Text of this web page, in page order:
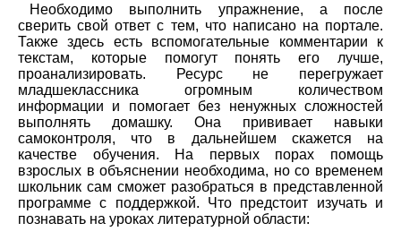
Необходимо выполнить упражнение, а после
сверить свой ответ с тем, что написано на портале.
Также здесь есть вспомогательные комментарии к
текстам, которые помогут понять его лучше,
проанализировать. Ресурс не перегружает
младшеклассника огромным количеством
информации и помогает без ненужных сложностей
выполнять домашку. Она прививает навыки
самоконтроля, что в дальнейшем скажется на
качестве обучения. На первых порах помощь
взрослых в объяснении необходима, но со временем
школьник сам сможет разобраться в представленной
программе с поддержкой. Что предстоит изучать и
познавать на уроках литературной области: